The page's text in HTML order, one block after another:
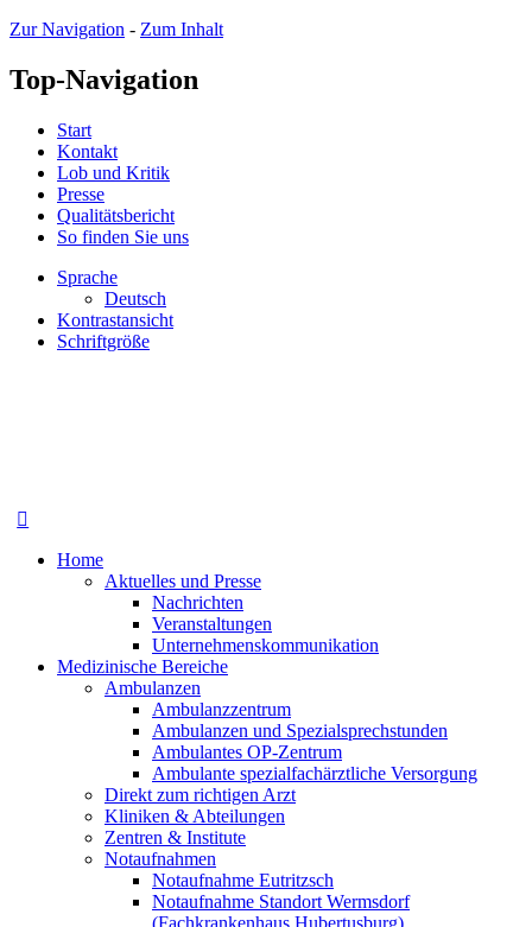
Zur Navigation - Zum Inhalt
Top-Navigation
Start
Kontakt
Lob und Kritik
Presse
Qualitätsbericht
So finden Sie uns
Sprache
Deutsch
Kontrastansicht
Schriftgröße
Home
Aktuelles und Presse
Nachrichten
Veranstaltungen
Unternehmenskommunikation
Medizinische Bereiche
Ambulanzen
Ambulanzzentrum
Ambulanzen und Spezialsprechstunden
Ambulantes OP-Zentrum
Ambulante spezialfachärztliche Versorgung
Direkt zum richtigen Arzt
Kliniken & Abteilungen
Zentren & Institute
Notaufnahmen
Notaufnahme Eutritzsch
Notaufnahme Standort Wermsdorf
(Fachkrankenhaus Hubertusburg)